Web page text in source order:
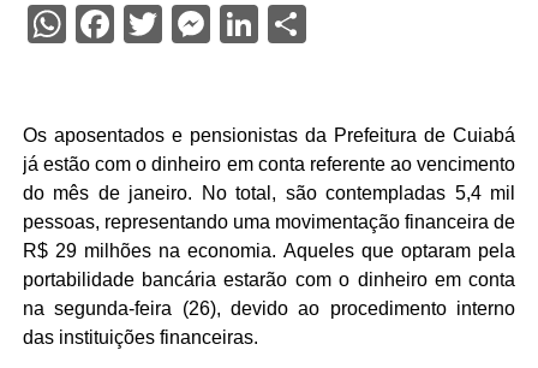
WhatsApp
Facebook
Twitter
Messenger
LinkedIn
Share
Os aposentados e pensionistas da Prefeitura de Cuiabá
já estão com o dinheiro em conta referente ao vencimento
do mês de janeiro. No total, são contempladas 5,4 mil
pessoas, representando uma movimentação financeira de
R$ 29 milhões na economia. Aqueles que optaram pela
portabilidade bancária estarão com o dinheiro em conta
na segunda-feira (26), devido ao procedimento interno
das instituições financeiras.